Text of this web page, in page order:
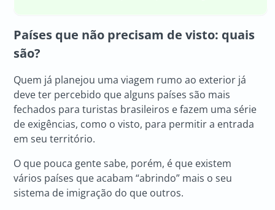
Países que não precisam de visto: quais
são?
Quem já planejou uma viagem rumo ao exterior já
deve ter percebido que alguns países são mais
fechados para turistas brasileiros e fazem uma série
de exigências, como o visto, para permitir a entrada
em seu território.
O que pouca gente sabe, porém, é que existem
vários países que acabam “abrindo” mais o seu
sistema de imigração do que outros.